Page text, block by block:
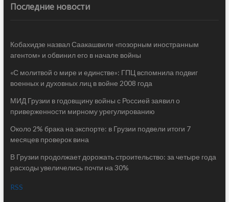
Последние новости
Кобахидзе назвал Саакашвили «позорным иностранным
агентом» и обвинил его в начале войны
«С молитвой о мире и единстве»: ГПЦ вспомнила подвиг
военных и духовных лиц в войне 2008 года
МИД Грузии в годовщину войны с Россией заявил о
приверженности мирному урегулированию
Около 2% брака на экспорте: в Грузии подвели итоги 7
месяцев проверок вина
В Грузии продолжает дорожать строительство: за четыре года
расходы увеличелись почти на 30%
RSS